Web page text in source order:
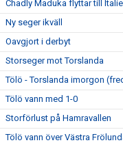
Chadly Maduka flyttar till
Ny seger ikväll
Oavgjort i derbyt
Storseger mot Torslanda
Tölö - Torslanda imorgon
Tölö vann med 1-0
Storförlust på Hamravallen
Tölö vann över Västra